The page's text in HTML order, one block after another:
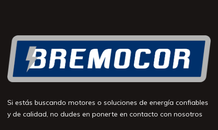
Si estás buscando motores o soluciones de energía confiables
y de calidad, no dudes en ponerte en contacto con nosotros